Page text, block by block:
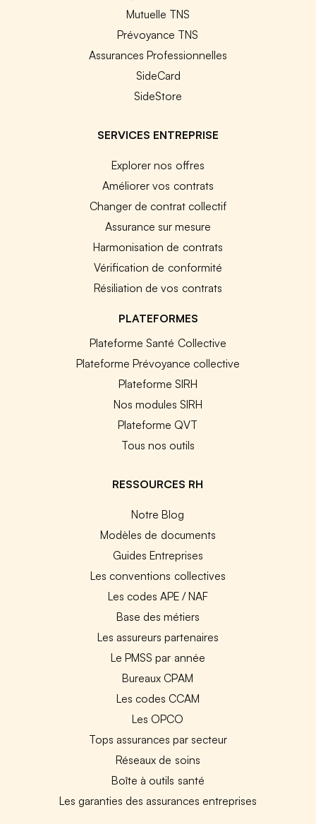
Mutuelle TNS
Prévoyance TNS
Assurances Professionnelles
SideCard
SideStore
SERVICES ENTREPRISE
Explorer nos offres
Améliorer vos contrats
Changer de contrat collectif
Assurance sur mesure
Harmonisation de contrats
Vérification de conformité
Résiliation de vos contrats
PLATEFORMES
Plateforme Santé Collective
Plateforme Prévoyance collective
Plateforme SIRH
Nos modules SIRH
Plateforme QVT
Tous nos outils
RESSOURCES RH
Notre Blog
Modèles de documents
Guides Entreprises
Les conventions collectives
Les codes APE / NAF
Base des métiers
Les assureurs partenaires
Le PMSS par année
Bureaux CPAM
Les codes CCAM
Les OPCO
Tops assurances par secteur
Réseaux de soins
Boîte à outils santé
Les garanties des assurances entreprises